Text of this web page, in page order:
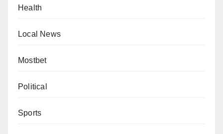
Health
Local News
Mostbet
Political
Sports